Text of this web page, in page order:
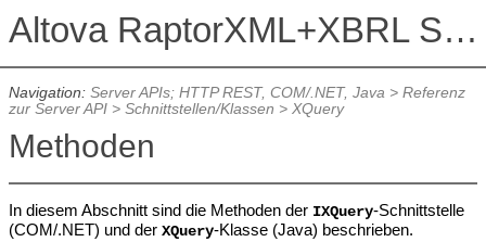
Altova RaptorXML+XBRL Server 2026
Navigation: Server APIs; HTTP REST, COM/.NET, Java> Referenz
zur Server API> Schnittstellen/Klassen > XQuery
Methoden
In diesem Abschnitt sind die Methoden der IXQuery-Schnittstelle
(COM/.NET) und der XQuery-Klasse (Java) beschrieben.